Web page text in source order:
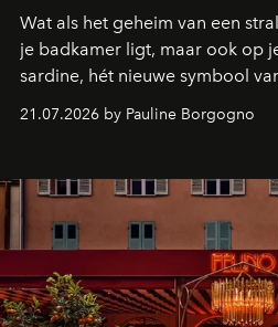
Wat als het geheim van een
je badkamer ligt, maar ook op
sardine, hét nieuwe symbool
kijker met twee gastronomische
21.07.2026 by Pauline Borgogno